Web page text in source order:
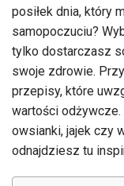
posiłek dnia, który
samopoczuciu?
tylko dostarczasz
swoje zdrowie.
przepisy, które
wartości
owsianki, jajek czy
odnajdziesz tu